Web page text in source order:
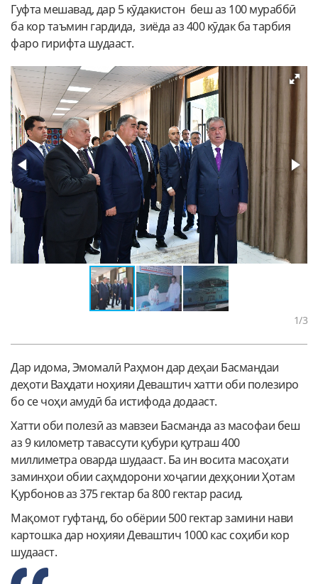
Гуфта мешавад, дар 5 кӯдакистон беш аз 100 мураббӣ
ба кор таъмин гардида, зиёда аз 400 кӯдак ба тарбия
фаро гирифта шудааст.
1/3
Дар идома, Эмомалӣ Раҳмон дар деҳаи Басмандаи
деҳоти Ваҳдати ноҳияи Деваштич хатти оби полезиро
бо се чоҳи амудӣ ба истифода додааст.
Хатти оби полезӣ аз мавзеи Басманда аз масофаи беш
аз 9 километр тавассути қубури қутраш 400
миллиметра оварда шудааст. Ба ин восита масоҳати
заминҳои обии саҳмдорони хоҷагии деҳқонии Ҳотам
Қурбонов аз 375 гектар ба 800 гектар расид.
Мақомот гуфтанд, бо обёрии 500 гектар замини нави
картошка дар ноҳияи Деваштич 1000 кас соҳиби кор
шудааст.